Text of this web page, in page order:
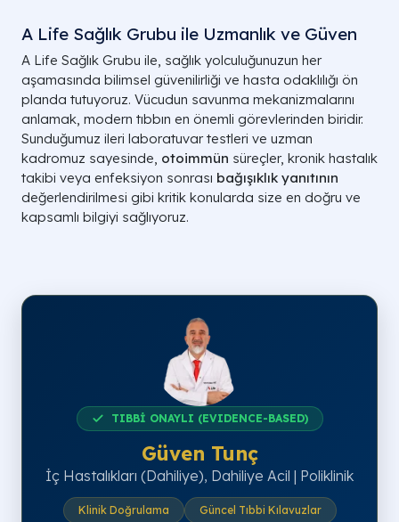
A Life Sağlık Grubu ile Uzmanlık ve Güven
A Life Sağlık Grubu ile, sağlık yolculuğunuzun her
aşamasında bilimsel güvenilirliği ve hasta odaklılığı ön
planda tutuyoruz. Vücudun savunma mekanizmalarını
anlamak, modern tıbbın en önemli görevlerinden biridir.
Sunduğumuz ileri laboratuvar testleri ve uzman
kadromuz sayesinde, otoimmün süreçler, kronik hastalık
takibi veya enfeksiyon sonrası bağışıklık yanıtının
değerlendirilmesi gibi kritik konularda size en doğru ve
kapsamlı bilgiyi sağlıyoruz.
TIBBİ ONAYLI (EVIDENCE-BASED)
Güven Tunç
İç Hastalıkları (Dahiliye), Dahiliye Acil | Poliklinik
Klinik Doğrulama
Güncel Tıbbi Kılavuzlar